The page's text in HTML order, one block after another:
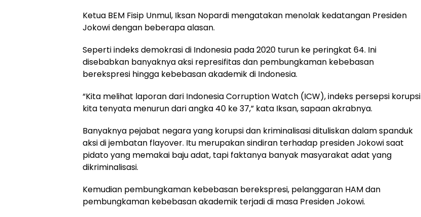
Ketua BEM Fisip Unmul, Iksan Nopardi mengatakan menolak kedatangan Presiden
Jokowi dengan beberapa alasan.
Seperti indeks demokrasi di Indonesia pada 2020 turun ke peringkat 64. Ini
disebabkan banyaknya aksi represifitas dan pembungkaman kebebasan
berekspresi hingga kebebasan akademik di Indonesia.
“Kita melihat laporan dari Indonesia Corruption Watch (ICW), indeks persepsi korupsi
kita tenyata menurun dari angka 40 ke 37,” kata Iksan, sapaan akrabnya.
Banyaknya pejabat negara yang korupsi dan kriminalisasi dituliskan dalam spanduk
aksi di jembatan flayover. Itu merupakan sindiran terhadap presiden Jokowi saat
pidato yang memakai baju adat, tapi faktanya banyak masyarakat adat yang
dikriminalisasi.
Kemudian pembungkaman kebebasan berekspresi, pelanggaran HAM dan
pembungkaman kebebasan akademik terjadi di masa Presiden Jokowi.